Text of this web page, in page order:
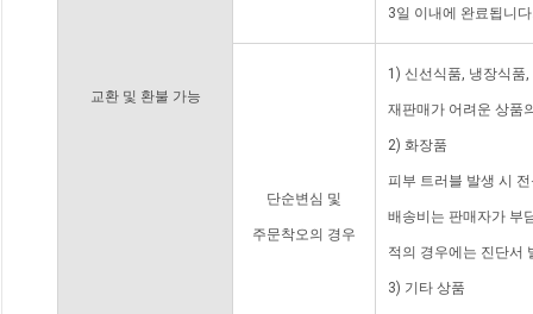
교환 및 환불 가능
3일 이내에 완료됩니
단순변심 및
주문착오의 경우
1) 신선식품, 냉장식품
재판매가 어려운 상품
2) 화장품
피부 트러블 발생 시
배송비는 판매자가 부
적의 경우에는 진단서
3) 기타 상품